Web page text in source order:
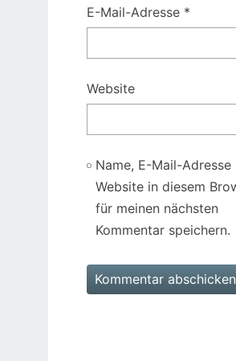
E-Mail-Adresse *
Website
Name, E-Mail-Adresse
Website in diesem
für meinen nächsten
Kommentar speichern.